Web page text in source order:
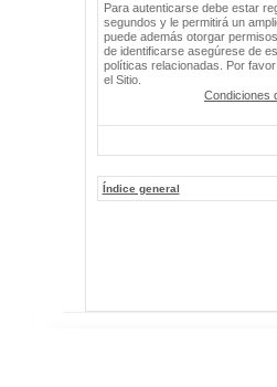
Para autenticarse debe estar
segundos y le permitirá un
puede además otorgar
de identificarse asegúrese de
políticas relacionadas. Por
el Sitio.
Condiciones
Índice general